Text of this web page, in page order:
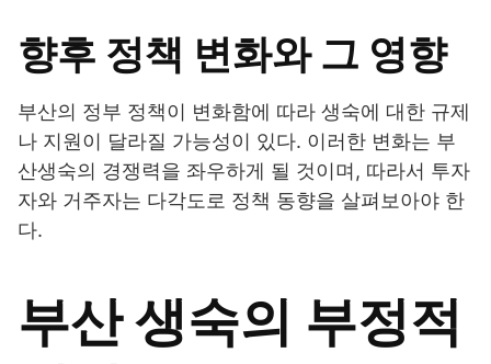
향후 정책 변화와 그 영향
부산의 정부 정책이 변화함에 따라 생숙에 대한 규제
나 지원이 달라질 가능성이 있다. 이러한 변화는 부
산생숙의 경쟁력을 좌우하게 될 것이며, 따라서 투자
자와 거주자는 다각도로 정책 동향을 살펴보아야 한
다.
부산 생숙의 부정적